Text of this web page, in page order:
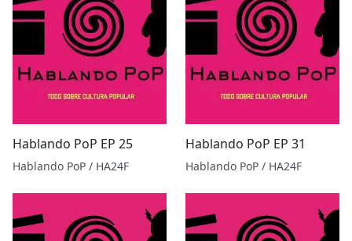
Hablando PoP EP 25
Hablando PoP / HA24F
Hablando PoP EP 31
Hablando PoP / HA24F